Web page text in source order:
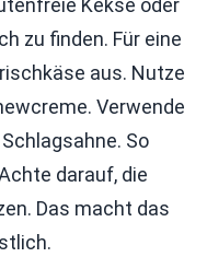
Kekse oder
zu finden. Für eine
aus. Nutze
Verwende
So
darauf, die
Das macht das